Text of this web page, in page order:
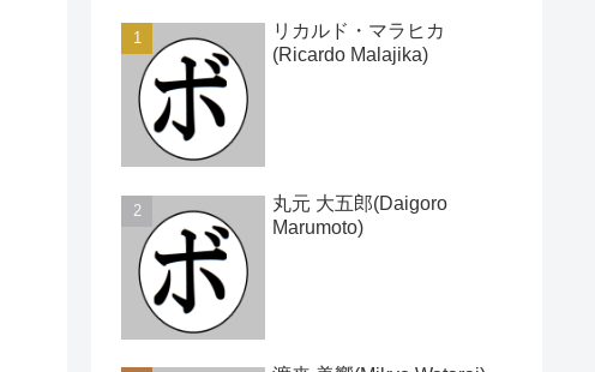
リカルド・マラヒカ
(Ricardo Malajika)
丸元 大五郎(Daigoro
Marumoto)